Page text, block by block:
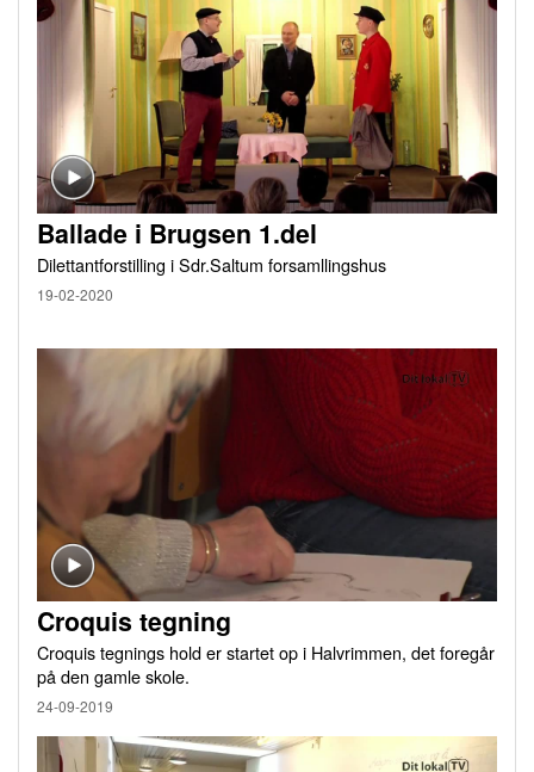
Ballade i Brugsen 1.del
Dilettantforstilling i Sdr.Saltum forsamllingshus
19-02-2020
Croquis tegning
Croquis tegnings hold er startet op i Halvrimmen, det foregår
på den gamle skole.
24-09-2019